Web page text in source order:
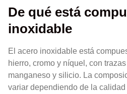
De qué está
inoxidable
El acero inoxidable está
hierro, cromo y níquel, con
manganeso y silicio. La
variar dependiendo de la